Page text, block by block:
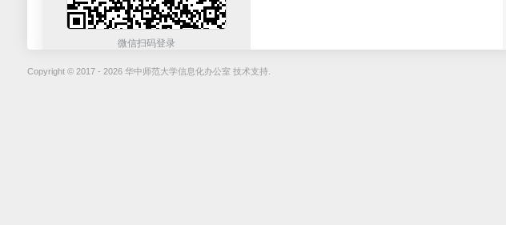
微信扫码登录
Copyright © 2017 - 2026 华中师范大学信息化办公室 技术支持.